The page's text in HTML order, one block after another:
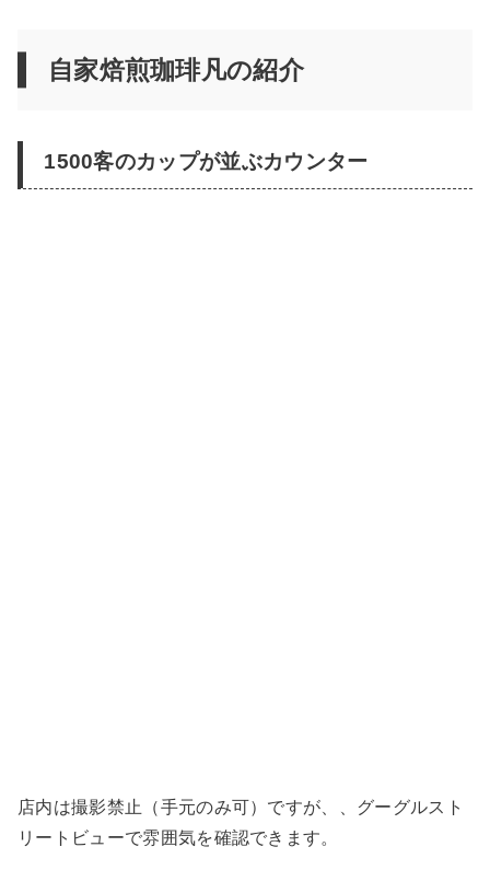
自家焙煎珈琲凡の紹介
1500客のカップが並ぶカウンター
店内は撮影禁止（手元のみ可）ですが、、グーグルスト
リートビューで雰囲気を確認できます。